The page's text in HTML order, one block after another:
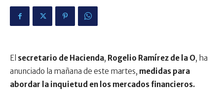
El secretario de Hacienda, Rogelio Ramírez de la O, ha
anunciado la mañana de este martes, medidas para
abordar la inquietud en los mercados financieros.